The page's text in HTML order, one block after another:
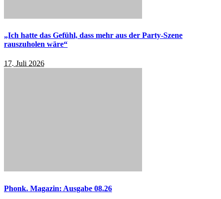
„Ich hatte das Gefühl, dass mehr aus der Party-Szene
rauszuholen wäre“
17. Juli 2026
Phonk. Magazin: Ausgabe 08.26